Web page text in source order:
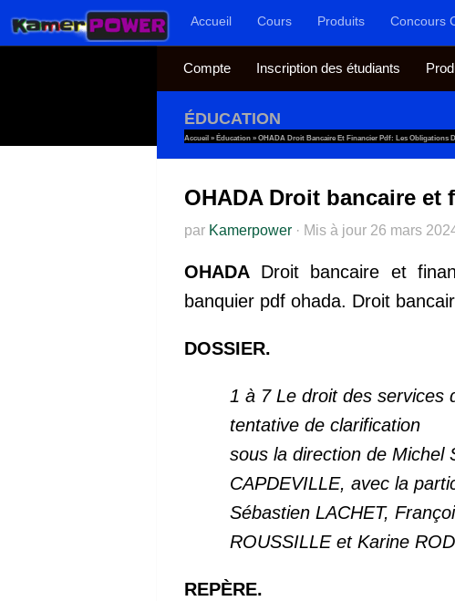
Au dessous du contenuAccueil Cours Produits Concours
Compte Inscription des étudiants
ÉDUCATION
Accueil » Éducation » OHADA Droit Bancaire Et Financier Pdf: Les Obligations
OHADA Droit bancaire
par Kamerpower · Mis à jour 26 mars
OHADA Droit bancaire et
banquier pdf ohada. Droit
DOSSIER.
1 à 7 Le droit des services
tentative de clarification
sous la direction de Michel
CAPDEVILLE, avec la
Sébastien LACHET,
ROUSSILLE et Karine
REPÈRE.